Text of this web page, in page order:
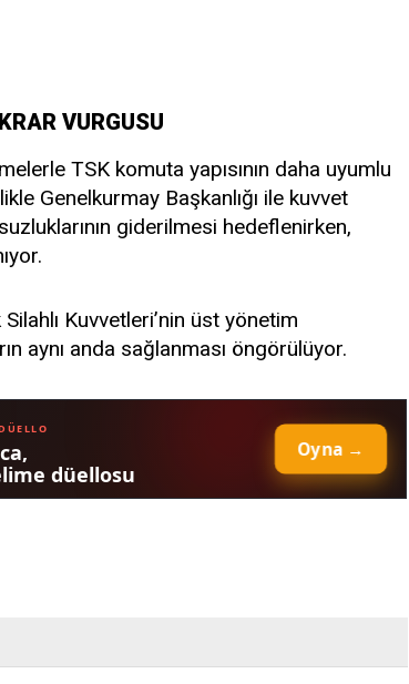
VURGUSU
TSK komuta yapısının daha uyumlu
Genelkurmay Başkanlığı ile kuvvet
giderilmesi hedeflenirken,
Kuvvetleri’nin üst yönetim
aynı anda sağlanması öngörülüyor.